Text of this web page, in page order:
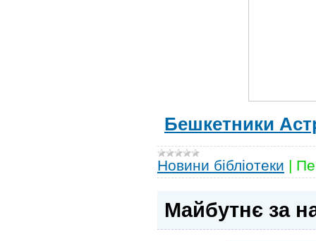
Бешкетники
Новини бібліотеки |
Майбутнє за